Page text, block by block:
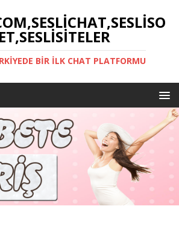
BIR İLK CHAT PLATFORMU